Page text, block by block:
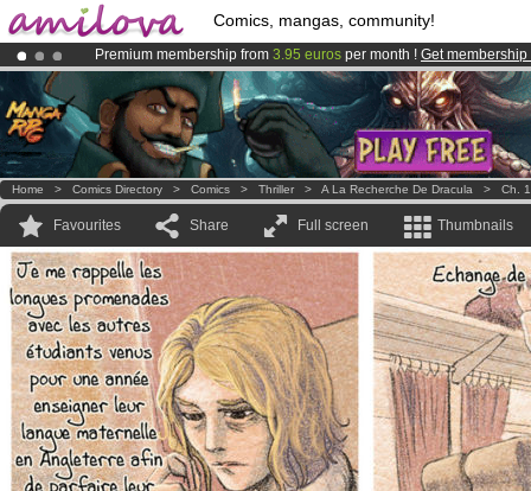
Comics, mangas, community!
Premium membership from 3.95 euros per month ! Get membership
Already 134393membersand 1208comics & mangas!.
AmilovaKickstarter is now LIVE!.
Home > Comics Directory > Comics > Thriller > A La Recherche De Dracula > Ch. 1
Favourites Share Full screen Thumbnails